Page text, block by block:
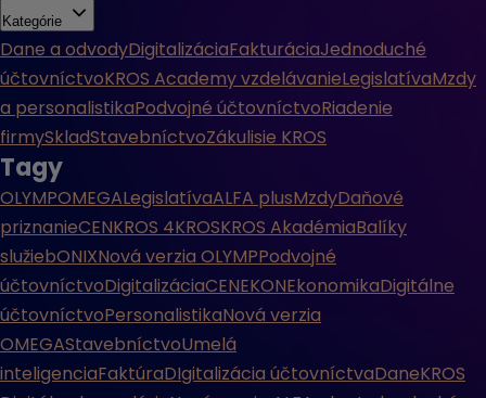
Kategórie
Dane a odvodyDigitalizáciaFakturáciaJednoduché
účtovníctvoKROS Academy vzdelávanieLegislatívaMzdy
a personalistikaPodvojné účtovníctvoRiadenie
firmySkladStavebníctvoZákulisie KROS
Tagy
OLYMPOMEGALegislatívaALFA plusMzdyDaňové
priznanieCENKROS 4KROSKROS AkadémiaBalíky
služiebONIXNová verzia OLYMPPodvojné
účtovníctvoDigitalizáciaCENEKONEkonomikaDigitálne
účtovníctvoPersonalistikaNová verzia
OMEGAStavebníctvoUmelá
inteligenciaFaktúraDIgitalizácia účtovníctvaDaneKROS